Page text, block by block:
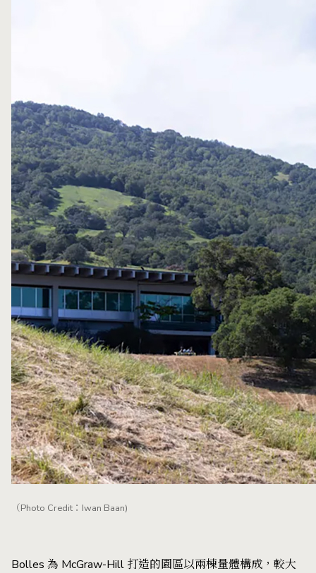
（Photo Credit：Iwan Baan)
Bolles 為 McGraw-Hill 打造的園區以兩棟量體構成，較大